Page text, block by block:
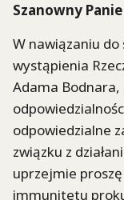
Szanowny
W nawiązaniu
wystąpienia
Adama
odpowiedzialne
związku z
uprzejmie
immunitetu